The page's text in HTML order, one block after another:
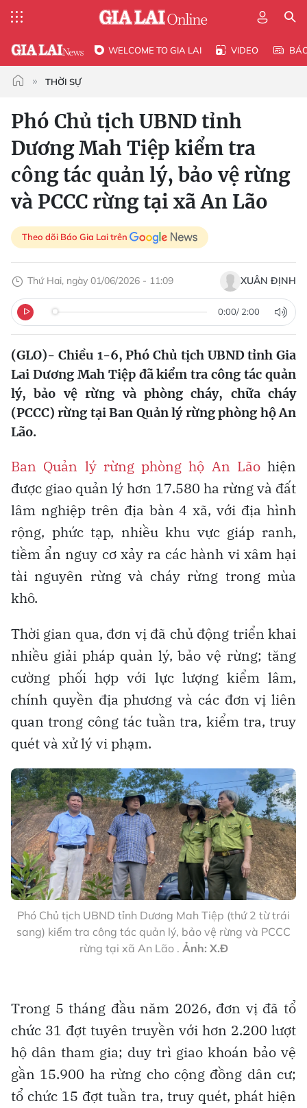
WELCOME TO GIA LAI VIDEO
THỜI SỰ
Phó Chủ tịch UBND tỉnh
Dương Mah Tiệp kiểm tra
công tác quản lý, bảo vệ rừng
và PCCC rừng tại xã An Lão
Theo dõi Báo Gia Lai trên
Thứ Hai, ngày 01/06/2026 - 11:09 XUÂN ĐỊNH
0:00/ 2:00
(GLO)- Chiều 1-6, Phó Chủ tịch UBND tỉnh Gia
Lai Dương Mah Tiệp đã kiểm tra công tác quản
lý, bảo vệ rừng và phòng cháy, chữa cháy
(PCCC) rừng tại Ban Quản lý rừng phòng hộ An
Lão.
Ban Quản lý rừng phòng hộ An Lãohiện
được giao quản lý hơn 17.580 ha rừng và đất
lâm nghiệp trên địa bàn 4 xã, với địa hình
rộng, phức tạp, nhiều khu vực giáp ranh,
tiềm ẩn nguy cơ xảy ra các hành vi xâm hại
tài nguyên rừng và cháy rừng trong mùa
khô.
Thời gian qua, đơn vị đã chủ động triển khai
nhiều giải pháp quản lý, bảo vệ rừng; tăng
cường phối hợp với lực lượng kiểm lâm,
chính quyền địa phương và các đơn vị liên
quan trong công tác tuần tra, kiểm tra, truy
quét và xử lý vi phạm.
Phó Chủ tịch UBND tỉnh Dương Mah Tiệp (thứ 2 từ trái
sang) kiểm tra công tác quản lý, bảo vệ rừng và PCCC
rừng tại xã An Lão . Ảnh: X.Đ
Trong 5 tháng đầu năm 2026, đơn vị đã tổ
chức 31 đợt tuyên truyền với hơn 2.200 lượt
hộ dân tham gia; duy trì giao khoán bảo vệ
gần 15.900 ha rừng cho cộng đồng dân cư;
tổ chức 15 đợt tuần tra, truy quét, phát hiện